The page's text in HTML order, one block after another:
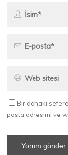
Bir dahaki sefere
posta adresimi ve